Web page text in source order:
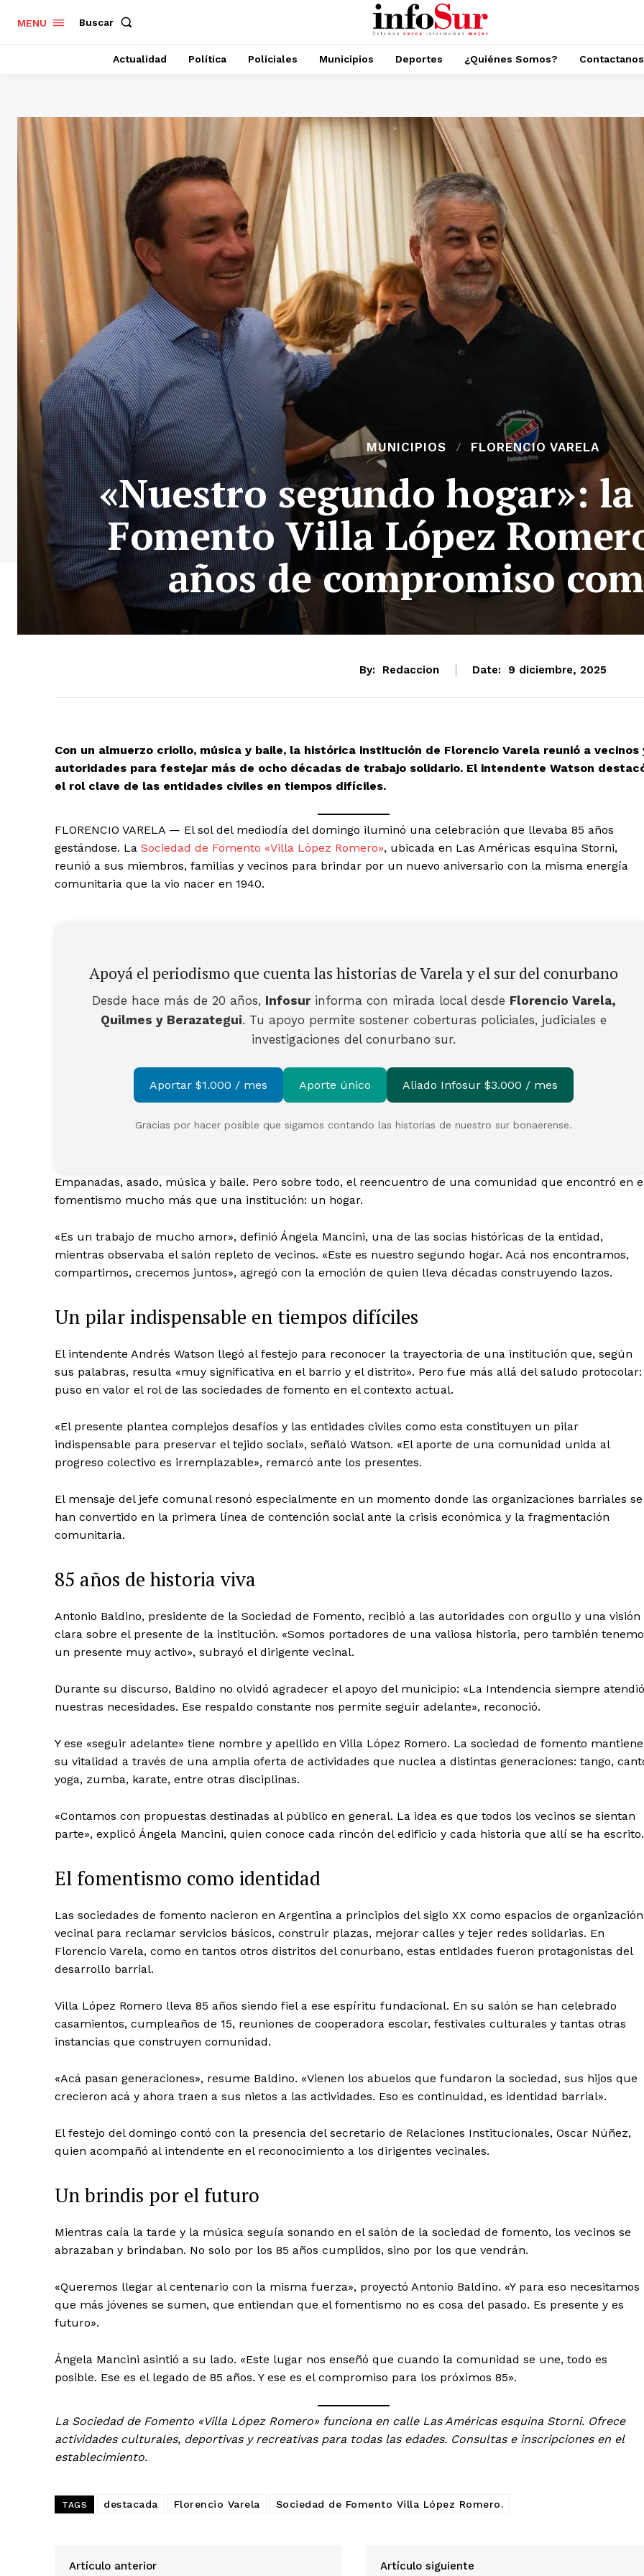
MENU Buscar
Actualidad Política Policiales Municipios Deportes ¿Quiénes Somos? Contactanos
MUNICIPIOS FLORENCIO VARELA
«Nuestro segundo hogar»: la
Fomento Villa López
años de compromiso
By: Redaccion Date: 9 diciembre, 2025
Con un almuerzo criollo, música y baile, la histórica institución de Florencio Varela reunió a vecinos
autoridades para festejar más de ocho décadas de trabajo solidario. El intendente Watson
el rol clave de las entidades civiles en tiempos difíciles.
FLORENCIO VARELA — El sol del mediodía del domingo iluminó una celebración que llevaba 85 años
gestándose. La Sociedad de Fomento «Villa López Romero», ubicada en Las Américas esquina Storni,
reunió a sus miembros, familias y vecinos para brindar por un nuevo aniversario con la misma energía
comunitaria que la vio nacer en 1940.
Apoyá el periodismo que cuenta las historias de Varela y el sur del conurbano
Desde hace más de 20 años, Infosurinforma con mirada local desde Florencio Varela,
Quilmes y Berazategui. Tu apoyo permite sostener coberturas policiales, judiciales e
investigaciones del conurbano sur.
Aportar $1.000 / mes Aporte único Aliado Infosur $3.000 / mes
Gracias por hacer posible que sigamos contando las historias de nuestro sur bonaerense.
Empanadas, asado, música y baile. Pero sobre todo, el reencuentro de una comunidad que encontró en
fomentismo mucho más que una institución: un hogar.
«Es un trabajo de mucho amor», definió Ángela Mancini, una de las socias históricas de la entidad,
mientras observaba el salón repleto de vecinos. «Este es nuestro segundo hogar. Acá nos encontramos,
compartimos, crecemos juntos», agregó con la emoción de quien lleva décadas construyendo lazos.
Un pilar indispensable en tiempos difíciles
El intendente Andrés Watson llegó al festejo para reconocer la trayectoria de una institución que, según
sus palabras, resulta «muy significativa en el barrio y el distrito». Pero fue más allá del saludo protocolar:
puso en valor el rol de las sociedades de fomento en el contexto actual.
«El presente plantea complejos desafíos y las entidades civiles como esta constituyen un pilar
indispensable para preservar el tejido social», señaló Watson. «El aporte de una comunidad unida al
progreso colectivo es irremplazable», remarcó ante los presentes.
El mensaje del jefe comunal resonó especialmente en un momento donde las organizaciones barriales se
han convertido en la primera línea de contención social ante la crisis económica y la fragmentación
comunitaria.
85 años de historia viva
Antonio Baldino, presidente de la Sociedad de Fomento, recibió a las autoridades con orgullo y una visión
clara sobre el presente de la institución. «Somos portadores de una valiosa historia, pero también
un presente muy activo», subrayó el dirigente vecinal.
Durante su discurso, Baldino no olvidó agradecer el apoyo del municipio: «La Intendencia siempre atendió
nuestras necesidades. Ese respaldo constante nos permite seguir adelante», reconoció.
Y ese «seguir adelante» tiene nombre y apellido en Villa López Romero. La sociedad de fomento mantiene
su vitalidad a través de una amplia oferta de actividades que nuclea a distintas generaciones: tango,
yoga, zumba, karate, entre otras disciplinas.
«Contamos con propuestas destinadas al público en general. La idea es que todos los vecinos se sientan
parte», explicó Ángela Mancini, quien conoce cada rincón del edificio y cada historia que allí se ha escrito.
El fomentismo como identidad
Las sociedades de fomento nacieron en Argentina a principios del siglo XX como espacios de organización
vecinal para reclamar servicios básicos, construir plazas, mejorar calles y tejer redes solidarias. En
Florencio Varela, como en tantos otros distritos del conurbano, estas entidades fueron protagonistas del
desarrollo barrial.
Villa López Romero lleva 85 años siendo fiel a ese espíritu fundacional. En su salón se han celebrado
casamientos, cumpleaños de 15, reuniones de cooperadora escolar, festivales culturales y tantas otras
instancias que construyen comunidad.
«Acá pasan generaciones», resume Baldino. «Vienen los abuelos que fundaron la sociedad, sus hijos que
crecieron acá y ahora traen a sus nietos a las actividades. Eso es continuidad, es identidad barrial».
El festejo del domingo contó con la presencia del secretario de Relaciones Institucionales, Oscar Núñez,
quien acompañó al intendente en el reconocimiento a los dirigentes vecinales.
Un brindis por el futuro
Mientras caía la tarde y la música seguía sonando en el salón de la sociedad de fomento, los vecinos se
abrazaban y brindaban. No solo por los 85 años cumplidos, sino por los que vendrán.
«Queremos llegar al centenario con la misma fuerza», proyectó Antonio Baldino. «Y para eso necesitamos
que más jóvenes se sumen, que entiendan que el fomentismo no es cosa del pasado. Es presente y es
futuro».
Ángela Mancini asintió a su lado. «Este lugar nos enseñó que cuando la comunidad se une, todo es
posible. Ese es el legado de 85 años. Y ese es el compromiso para los próximos 85».
La Sociedad de Fomento «Villa López Romero» funciona en calle Las Américas esquina Storni. Ofrece
actividades culturales, deportivas y recreativas para todas las edades. Consultas e inscripciones en el
establecimiento.
TAGS destacada Florencio Varela Sociedad de Fomento Villa López Romero.
Artículo anterior Artículo siguiente